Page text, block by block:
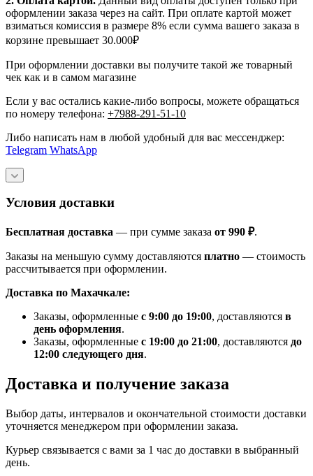
оформлении заказа через на сайт. При оплате картой может
взиматься комиссия в размере 8% если сумма вашего заказа в
корзине превышает 30.000₽
При оформлении доставки вы получите такой же товарный
чек как и в самом магазине
Если у вас остались какие-либо вопросы, можете обращаться
по номеру телефона: +7988-291-51-10
Либо написать нам в любой удобный для вас мессенджер:
Telegram WhatsApp
Условия доставки
Бесплатная доставка — при сумме заказа от 990 ₽.
Заказы на меньшую сумму доставляются платно — стоимость
рассчитывается при оформлении.
Доставка по Махачкале:
Заказы, оформленные с 9:00 до 19:00, доставляются в
день оформления.
Заказы, оформленные с 19:00 до 21:00, доставляются до
12:00 следующего дня.
Доставка и получение заказа
Выбор даты, интервалов и окончательной стоимости доставки
уточняется менеджером при оформлении заказа.
Курьер связывается с вами за 1 час до доставки в выбранный
день.